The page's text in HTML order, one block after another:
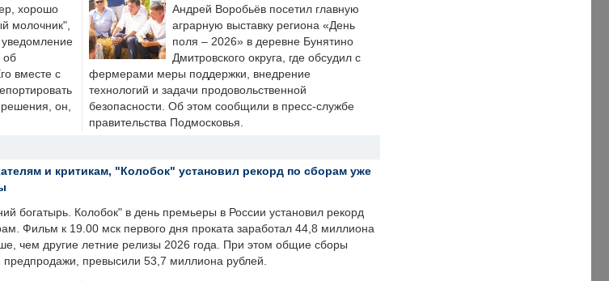
хорошо
молочник",
об
вместе с
решения, он,
Андрей Воробьёв посетил главную
аграрную выставку региона «День
поля – 2026» в деревне Бунятино
Дмитровского округа, где обсудил с
фермерами меры поддержки, внедрение
технологий и задачи продовольственной
безопасности. Об этом сообщили в пресс-службе
правительства Подмосковья.
и критикам, "Колобок" установил рекорд по сборам уже
богатырь. Колобок" в день премьеры в России установил рекорд
Фильм к 19.00 мск первого дня проката заработал 44,8 миллиона
чем другие летние релизы 2026 года. При этом общие сборы
предпродажи, превысили 53,7 миллиона рублей.